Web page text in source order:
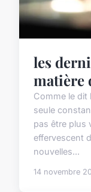
les
matière
Comme le dit
seule
pas être plus
effervescent
nouvelles...
14 novembre